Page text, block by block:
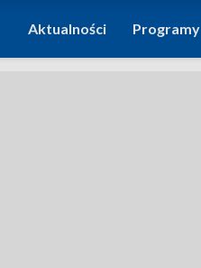
Aktualności Programy